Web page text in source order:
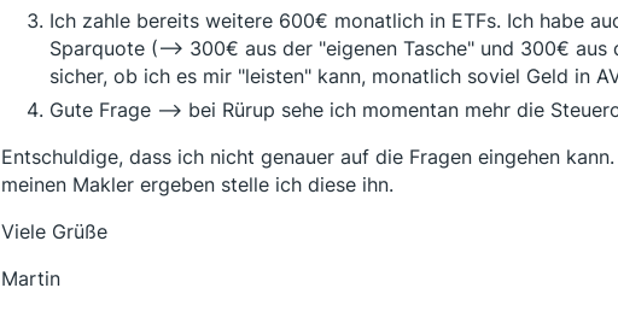
Ich zahle bereits weitere 600€ monatlich in ETFs. Ich habe
Sparquote (--> 300€ aus der "eigenen Tasche" und 300€
sicher, ob ich es mir "leisten" kann, monatlich soviel Geld in
Gute Frage --> bei Rürup sehe ich momentan mehr die
Entschuldige, dass ich nicht genauer auf die Fragen eingehen
meinen Makler ergeben stelle ich diese ihn.
Viele Grüße
Martin